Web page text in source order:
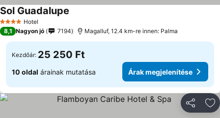
4 KategóriaHotel
Sol Guadalupe
8,1 Nagyon jó 7194 Magalluf, 12.4 km-re innen: Palma
Kezdőár: 25 250 Ft
10 oldal árainak mutatása Árak megjelenítése